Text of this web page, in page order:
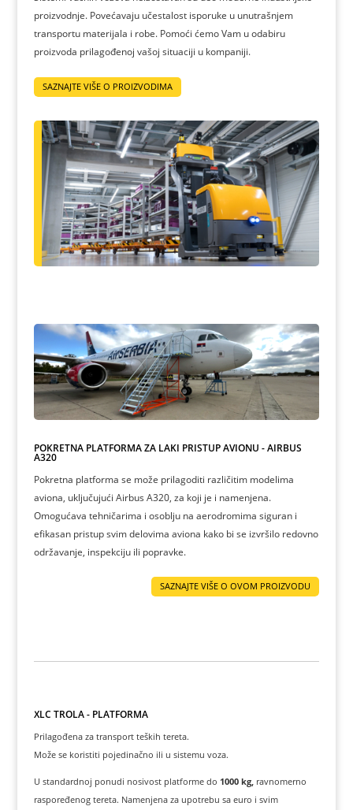
proizvodnje. Povećavaju učestalost isporuke u unutrašnjem
transportu materijala i robe. Pomoći ćemo Vam u odabiru
proizvoda prilagođenoj vašoj situaciji u kompaniji.
SAZNAJTE VIŠE O PROIZVODIMA
POKRETNA PLATFORMA ZA LAKI PRISTUP AVIONU - AIRBUS
A320
Pokretna platforma se može prilagoditi različitim modelima
aviona, uključujući Airbus A320, za koji je i namenjena.
Omogućava tehničarima i osoblju na aerodromima siguran i
efikasan pristup svim delovima aviona kako bi se izvršilo redovno
održavanje, inspekciju ili popravke.
SAZNAJTE VIŠE O OVOM PROIZVODU
XLC TROLA - PLATFORMA
Prilagođena za transport teških tereta.
Može se koristiti pojedinačno ili u sistemu voza.
U standardnoj ponudi nosivost platforme do 1000 kg, ravnomerno
raspoređenog tereta. Namenjena za upotrebu sa euro i svim